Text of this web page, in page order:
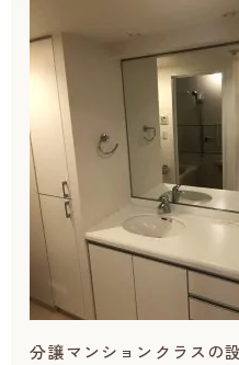
分譲マンションクラスの